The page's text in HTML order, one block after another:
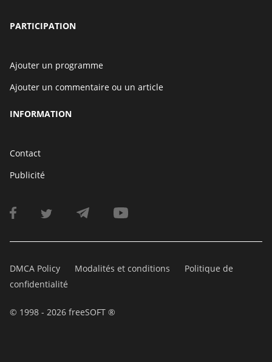
PARTICIPATION
Ajouter un programme
Ajouter un commentaire ou un article
INFORMATION
Contact
Publicité
DMCA Policy Modalités et conditions
Politique de
confidentialité
© 1998 - 2026 freeSOFT ®